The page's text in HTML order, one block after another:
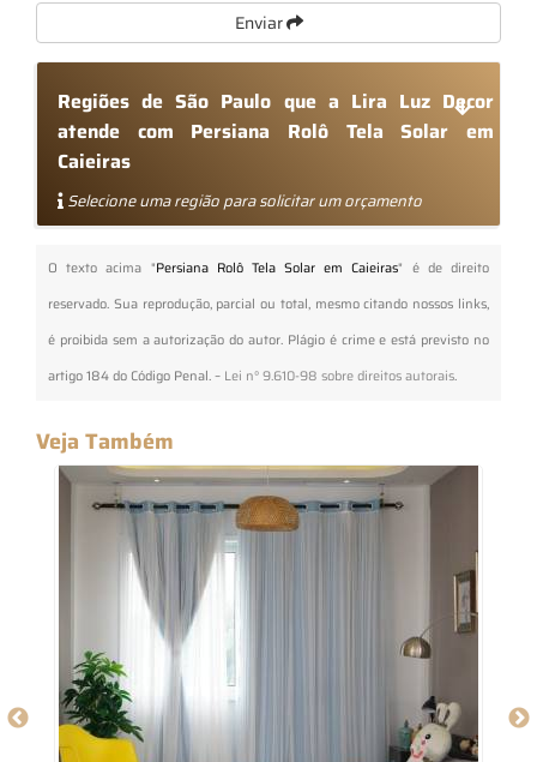
Enviar
Regiões de São Paulo que a Lira Luz Decor
atende com Persiana Rolô Tela Solar em
Caieiras
Selecione uma região para solicitar um orçamento
O texto acima "Persiana Rolô Tela Solar em Caieiras" é de direito
reservado. Sua reprodução, parcial ou total, mesmo citando nossos links,
é proibida sem a autorização do autor. Plágio é crime e está previsto no
artigo 184 do Código Penal. – Lei n° 9.610-98 sobre direitos autorais.
Veja Também